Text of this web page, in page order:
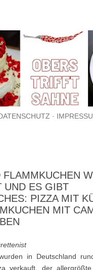
FLAMMKUCHEN
UND ES GIBT
PIZZA MIT
MIT
in Deutschland
verkauft, der